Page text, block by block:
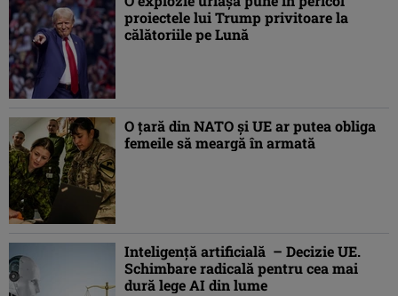
proiectele lui Trump privitoare la
călătoriile pe Lună
O țară din NATO și UE ar putea obliga
femeile să meargă în armată
Inteligenţă artificială – Decizie UE.
Schimbare radicală pentru cea mai
dură lege AI din lume